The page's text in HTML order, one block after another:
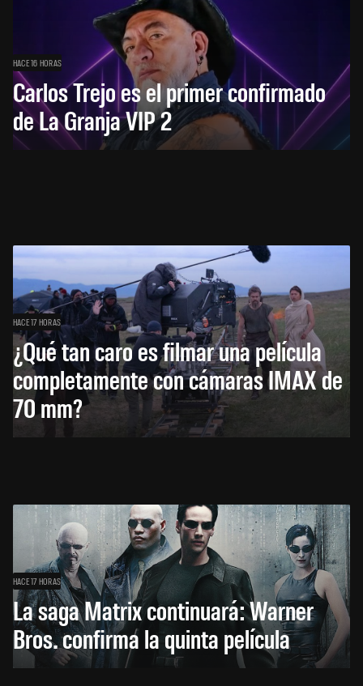
HACE 16 HORAS
Carlos Trejo es el primer confirmado
de La Granja VIP 2
HACE 17 HORAS
¿Qué tan caro es filmar una película
completamente con cámaras IMAX de
70 mm?
HACE 17 HORAS
La saga Matrix continuará: Warner
Bros. confirma la quinta película